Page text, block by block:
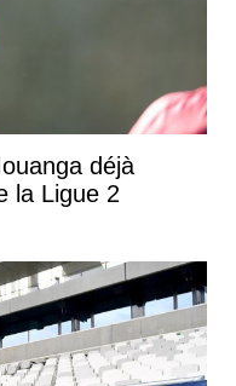
déjà
la Ligue 2